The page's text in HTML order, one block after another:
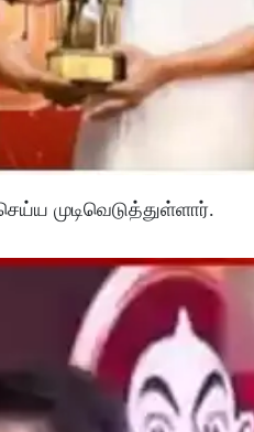
முடிவெடுத்துள்ளார்.